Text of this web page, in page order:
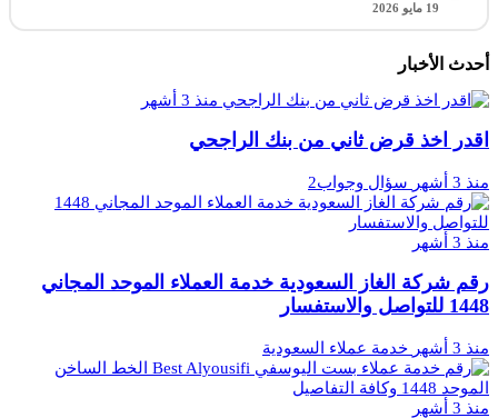
19 مايو 2026
أحدث الأخبار
منذ 3 أشهر
اقدر اخذ قرض ثاني من بنك الراجحي
منذ 3 أشهر سؤال وجواب2
منذ 3 أشهر
رقم شركة الغاز السعودية خدمة العملاء الموحد المجاني
1448 للتواصل والاستفسار
منذ 3 أشهر خدمة عملاء السعودية
منذ 3 أشهر